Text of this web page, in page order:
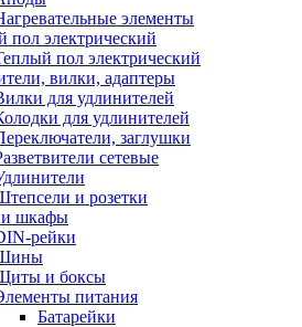
элементы
пол электрический
пол электрический
вилки, адаптеры
для удлинителей
для удлинителей
заглушки
сетевые
и розетки
шкафы
рейки
и боксы
питания
Батарейки